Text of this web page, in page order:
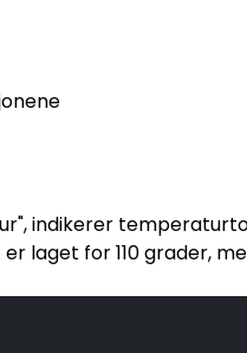
indikerer
laget for 110 grader,